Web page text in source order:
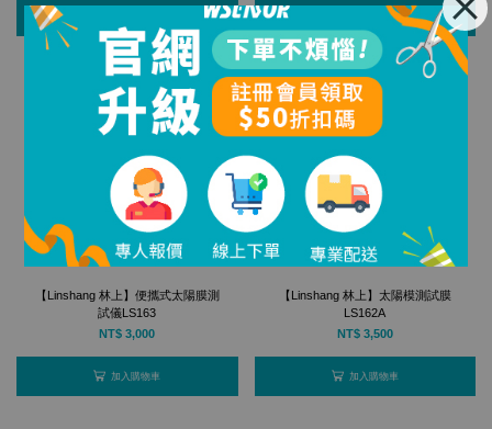
加入購物車
【Linshang 林上】便攜式太陽膜測
試儀LS163
NT$ 3,000
加入購物車
【Linshang 林上】太陽模測試膜
LS162A
NT$ 3,500
加入購物車